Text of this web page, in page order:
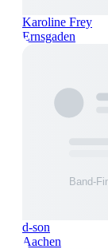
Karoline Frey
Ernsgaden
d-son
Aachen